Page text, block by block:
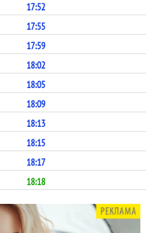
17:52
17:55
17:59
18:02
18:05
18:09
18:13
18:15
18:17
18:18